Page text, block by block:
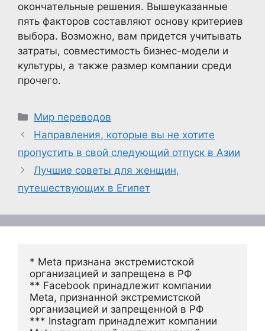
окончательные решения. Вышеуказанные
пять факторов составляют основу критериев
выбора. Возможно, вам придется учитывать
затраты, совместимость бизнес-модели и
культуры, а также размер компании среди
прочего.
Рубрики
Мир переводов
Направления, которые вы не хотите
пропустить в свой следующий отпуск в Азии
Лучшие советы для женщин,
путешествующих в Египет
* Meta признана экстремистской
организацией и запрещена в РФ
** Facebook принадлежит компании
Meta, признанной экстремистской
организацией и запрещенной в РФ
*** Instagram принадлежит компании